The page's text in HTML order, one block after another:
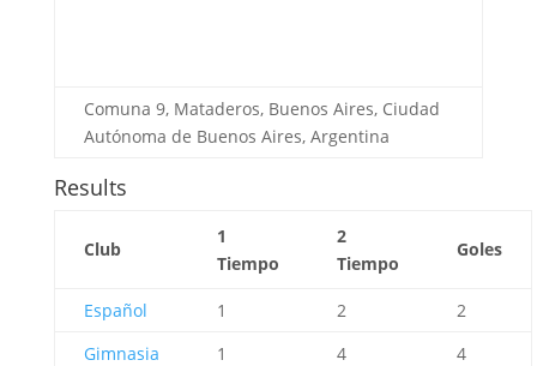
Comuna 9, Mataderos, Buenos Aires, Ciudad
Autónoma de Buenos Aires, Argentina
Results
Club
1
Tiempo
2
Tiempo
Goles
Español 1 2
2
Gimnasia
1 4 4